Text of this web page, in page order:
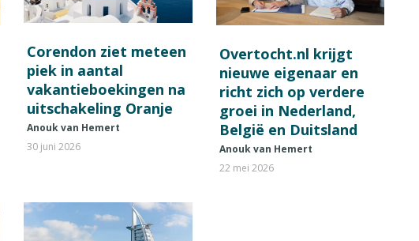
Corendon ziet meteen
piek in aantal
vakantieboekingen na
uitschakeling Oranje
Anouk van Hemert
30 juni 2026
Overtocht.nl krijgt
nieuwe eigenaar en
richt zich op verdere
groei in Nederland,
België en Duitsland
Anouk van Hemert
22 mei 2026